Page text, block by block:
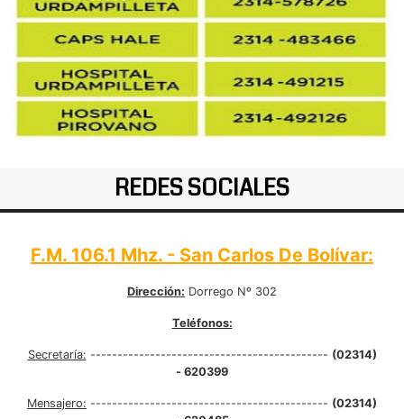
REDES SOCIALES
F.M. 106.1 Mhz. - San Carlos De Bolívar:
Dirección: Dorrego Nº 302
Teléfonos:
Secretaría: -------------------------------------------- (02314)
- 620399
Mensajero: -------------------------------------------- (02314)